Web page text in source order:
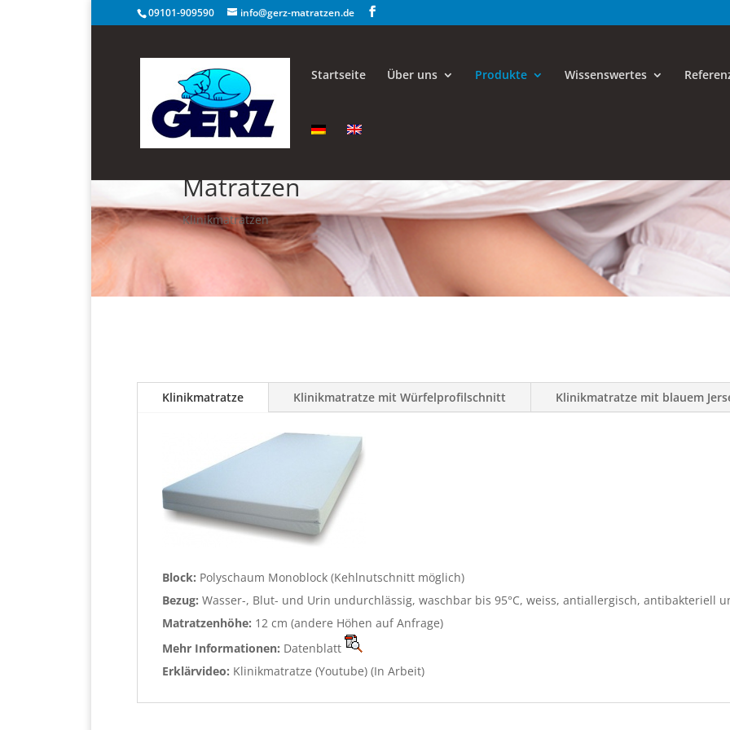
09101-909590 info@gerz-matratzen.de
Startseite Über uns Produkte Wissenswertes
Matratzen
Klinikmatratzen
Klinikmatratze Klinikmatratze mit Würfelprofilschnitt Klinikmatratze mit blauem
Block: Polyschaum Monoblock (Kehlnutschnitt möglich)
Bezug: Wasser-, Blut- und Urin undurchlässig, waschbar bis 95°C, weiss, antiallergisch, antibakteriell
Matratzenhöhe: 12 cm (andere Höhen auf Anfrage)
Mehr Informationen: Datenblatt
Erklärvideo: Klinikmatratze (Youtube) (In Arbeit)